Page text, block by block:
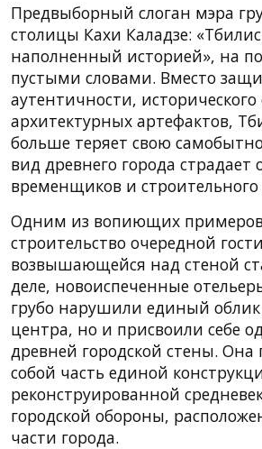
Предвыборный слоган мэра
столицы Кахи Каладзе:
наполненный историей», на
пустыми словами. Вместо
аутентичности,
архитектурных артефактов,
больше теряет свою
вид древнего города страдает
временщиков и
Одним из вопиющих примеров
строительство очередной
возвышающейся над стеной
деле, новоиспеченные
грубо нарушили единый облик
центра, но и присвоили себе
древней городской стены. Она
собой часть единой
реконструированной
городской обороны,
части города.